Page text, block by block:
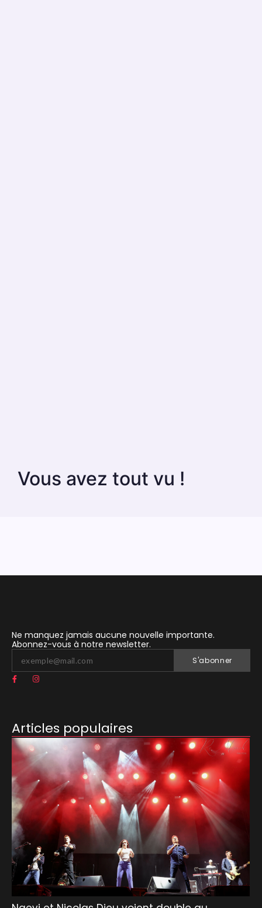
Vous avez tout vu !
Ne manquez jamais aucune nouvelle importante.
Abonnez-vous à notre newsletter.
S'abonner
Articles populaires